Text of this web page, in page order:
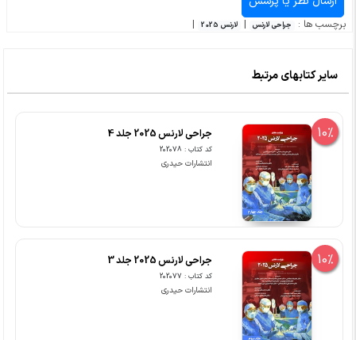
برچسب ها : جراحی لارنس | لارنس 2025 |
سایر کتابهای مرتبط
10% جراحی لارنس 2025 جلد 4
کد کتاب : 202078
انتشارات حیدری
10% جراحی لارنس 2025 جلد 3
کد کتاب : 202077
انتشارات حیدری